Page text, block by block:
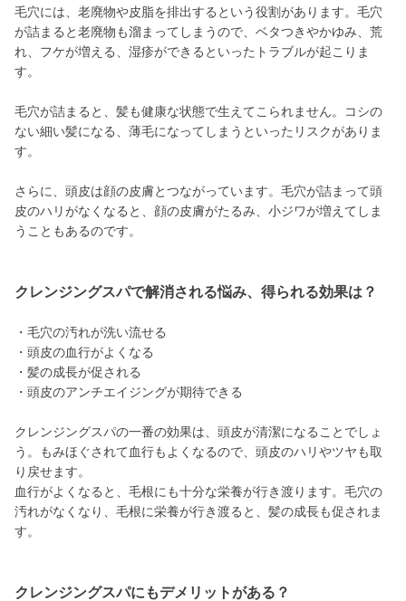
毛穴には、老廃物や皮脂を排出するという役割があります。毛穴
が詰まると老廃物も溜まってしまうので、ベタつきやかゆみ、荒
れ、フケが増える、湿疹ができるといったトラブルが起こりま
す。
毛穴が詰まると、髪も健康な状態で生えてこられません。コシの
ない細い髪になる、薄毛になってしまうといったリスクがありま
す。
さらに、頭皮は顔の皮膚とつながっています。毛穴が詰まって頭
皮のハリがなくなると、顔の皮膚がたるみ、小ジワが増えてしま
うこともあるのです。
クレンジングスパで解消される悩み、得られる効果は？
・毛穴の汚れが洗い流せる
・頭皮の血行がよくなる
・髪の成長が促される
・頭皮のアンチエイジングが期待できる
クレンジングスパの一番の効果は、頭皮が清潔になることでしょ
う。もみほぐされて血行もよくなるので、頭皮のハリやツヤも取
り戻せます。
血行がよくなると、毛根にも十分な栄養が行き渡ります。毛穴の
汚れがなくなり、毛根に栄養が行き渡ると、髪の成長も促されま
す。
クレンジングスパにもデメリットがある？